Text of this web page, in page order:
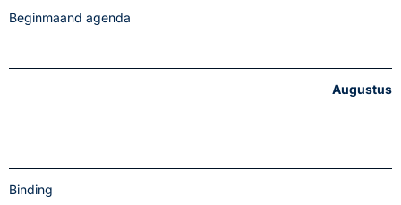
Beginmaand agenda
Augustus
Binding